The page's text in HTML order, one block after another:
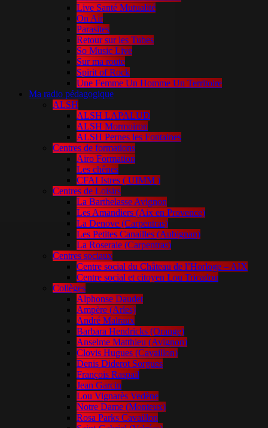
Live Santé Mutualité
On Air
Parasites
Retour sur les Tubes
So Music Live
Sur ma route
Spirit of Rock
Une Femme Un Homme Un Territoire
Ma radio pédagogique
ALSH
ALSH LAPALUD
ALSH Mormoiron
ALSH Pernes les Fontaines
Centres de formations
Airo Formation
Les chênes
CFAI Istres ( UIMM )
Centres de Loisirs
La Barthelasse Avignon
Les Amandiers (Aix en Provence)
La Denove (Carpentras)
Les Petites Canailles (Aubignan)
La Roseraie (Carpentras)
Centres sociaux
Centre social du Château de l’Horloge – AIX
Centre social et citoyen Lou Tricadou
Collèges
Alphonse Daudet
Ampère (Arles)
André Malraux
Barbara Hendricks (Orange)
Anselme Matthieu (Avignon)
Clovis Hugues (Cavaillon)
Denis Diderot Sorgues
François Raspail
Jean Garcin
Lou Vignarès Vedène
Notre Dame (Monteux)
Rosa Parks Cavaillon